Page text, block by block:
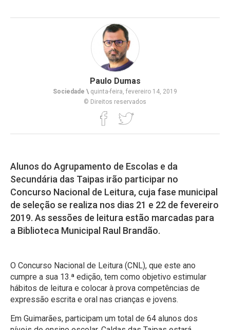
Paulo Dumas
Sociedade \ quinta-feira, fevereiro 14, 2019
© Direitos reservados
Alunos do Agrupamento de Escolas e da
Secundária das Taipas irão participar no
Concurso Nacional de Leitura, cuja fase municipal
de seleção se realiza nos dias 21 e 22 de fevereiro
2019. As sessões de leitura estão marcadas para
a Biblioteca Municipal Raul Brandão.
O Concurso Nacional de Leitura (CNL), que este ano
cumpre a sua 13.ª edição, tem como objetivo estimular
hábitos de leitura e colocar à prova competências de
expressão escrita e oral nas crianças e jovens.
Em Guimarães, participam um total de 64 alunos dos